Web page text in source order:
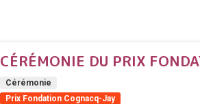
CÉRÉMONIE DU PRIX
Cérémonie
Prix Fondation Cognacq-Jay